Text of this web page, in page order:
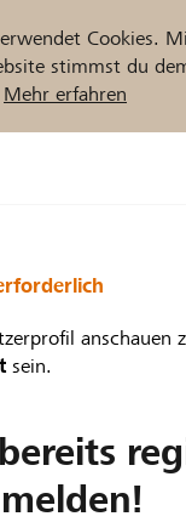
Cookies.
stimmst du
Mehr erfahren
Jetzt starten
anschauen
sein.